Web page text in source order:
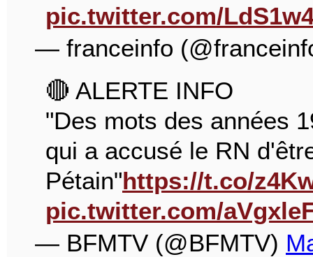
pic.twitter.com/
— franceinfo
🔴 ALERTE INFO
"Des mots des années
qui a accusé le RN
Pétain"https://t.co/
pic.twitter.com/
— BFMTV (@BFMTV)